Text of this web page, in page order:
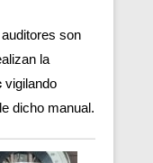
son
la
vigilando
dicho manual.